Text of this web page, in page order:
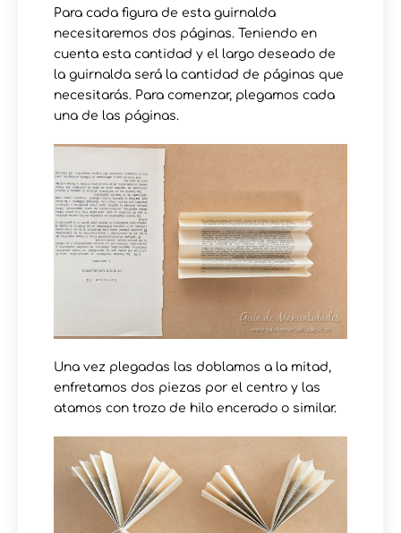
Para cada figura de esta guirnalda
necesitaremos dos páginas. Teniendo en
cuenta esta cantidad y el largo deseado de
la guirnalda será la cantidad de páginas que
necesitarás. Para comenzar, plegamos cada
una de las páginas.
Una vez plegadas las doblamos a la mitad,
enfretamos dos piezas por el centro y las
atamos con trozo de hilo encerado o similar.